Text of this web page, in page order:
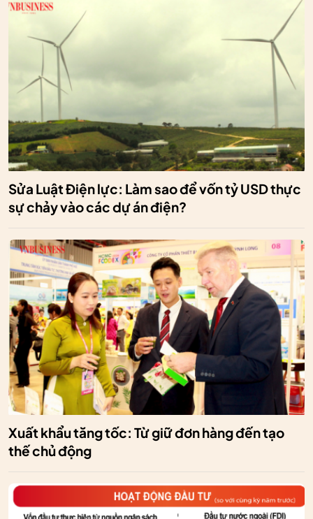
Sửa Luật Điện lực: Làm sao để vốn tỷ USD thực
sự chảy vào các dự án điện?
Xuất khẩu tăng tốc: Từ giữ đơn hàng đến tạo
thế chủ động